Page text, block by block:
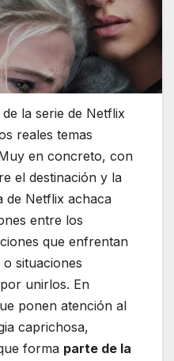
la serie de Netflix
reales temas
en concreto, con
el destinación y la
de Netflix achaca
entre los
que enfrentan
situaciones
unirlos. En
ponen atención al
caprichosa,
forma parte de la